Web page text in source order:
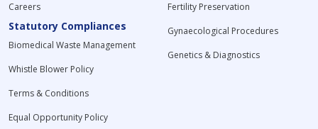
Careers
Statutory Compliances
Biomedical Waste Management
Whistle Blower Policy
Terms & Conditions
Equal Opportunity Policy
Fertility Preservation
Gynaecological Procedures
Genetics & Diagnostics